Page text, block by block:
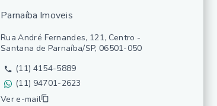
Parnaíba Imoveis
Rua André Fernandes, 121, Centro -
Santana de Parnaíba/SP, 06501-050
(11) 4154-5889
(11) 94701-2623
Ver e-mail